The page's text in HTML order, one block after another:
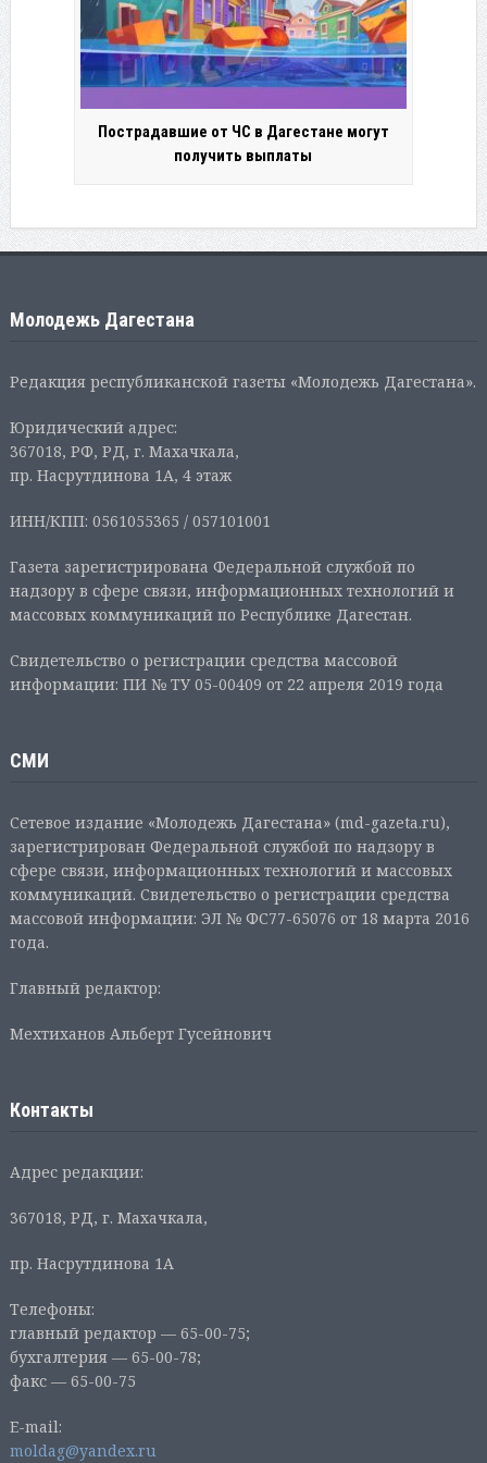
Пострадавшие от ЧС в Дагестане могут
получить выплаты
Молодежь Дагестана
Редакция республиканской газеты «Молодежь Дагестана».
Юридический адрес:
367018, РФ, РД, г. Махачкала,
пр. Насрутдинова 1А, 4 этаж
ИНН/КПП: 0561055365 / 057101001
Газета зарегистрирована Федеральной службой по
надзору в сфере связи, информационных технологий и
массовых коммуникаций по Республике Дагестан.
Свидетельство о регистрации средства массовой
информации: ПИ № ТУ 05-00409 от 22 апреля 2019 года
СМИ
Сетевое издание «Молодежь Дагестана» (md-gazeta.ru),
зарегистрирован Федеральной службой по надзору в
сфере связи, информационных технологий и массовых
коммуникаций. Свидетельство о регистрации средства
массовой информации: ЭЛ № ФС77-65076 от 18 марта 2016
года.
Главный редактор:
Мехтиханов Альберт Гусейнович
Контакты
Адрес редакции:
367018, РД, г. Махачкала,
пр. Насрутдинова 1А
Телефоны:
главный редактор — 65-00-75;
бухгалтерия — 65-00-78;
факс — 65-00-75
E-mail:
moldag@yandex.ru